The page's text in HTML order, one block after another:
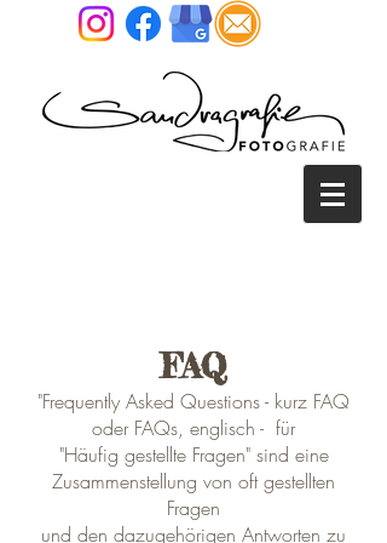
FAQ
"Frequently Asked Questions - kurz FAQ
oder FAQs, englisch - für
"Häufig gestellte Fragen" sind eine
Zusammenstellung von oft gestellten
Fragen
und den dazugehörigen Antworten zu